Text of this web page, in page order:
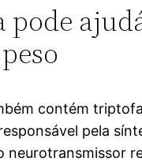
pode
contém
pela
neurotransmissor